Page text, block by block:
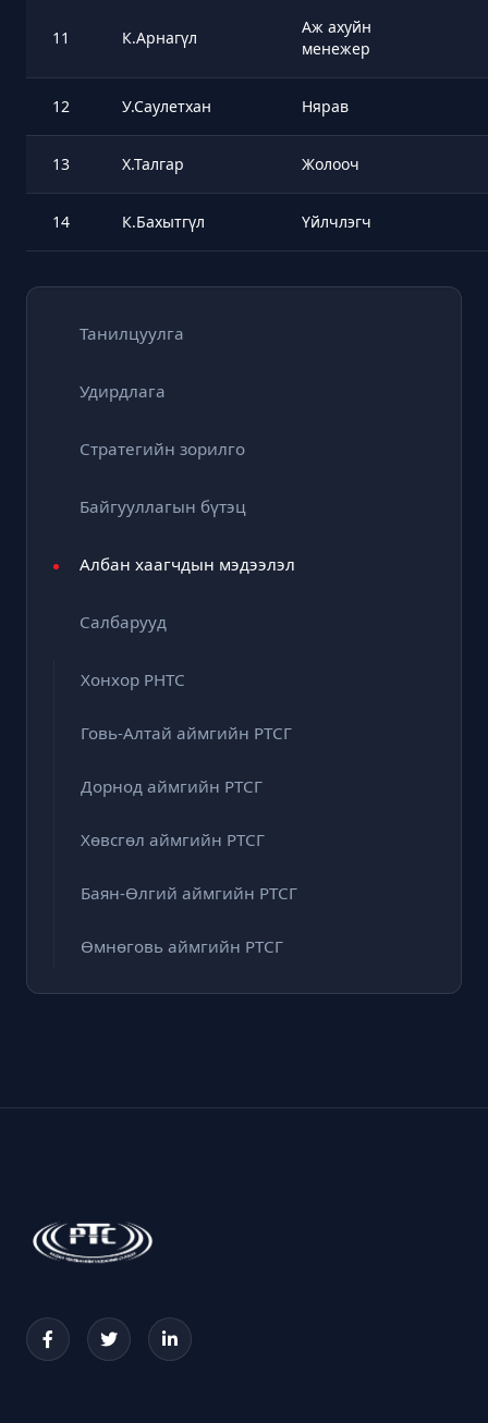
11 К.Арнагүл
Аж ахуйн
менежер
12 У.Саулетхан Нярав
13 Х.Талгар Жолооч
14 К.Бахытгүл Үйлчлэгч
Танилцуулга
Удирдлага
Стратегийн зорилго
Байгууллагын бүтэц
Албан хаагчдын мэдээлэл
Салбарууд
Хонхор РНТС
Говь-Алтай аймгийн РТСГ
Дорнод аймгийн РТСГ
Хөвсгөл аймгийн РТСГ
Баян-Өлгий аймгийн РТСГ
Өмнөговь аймгийн РТСГ